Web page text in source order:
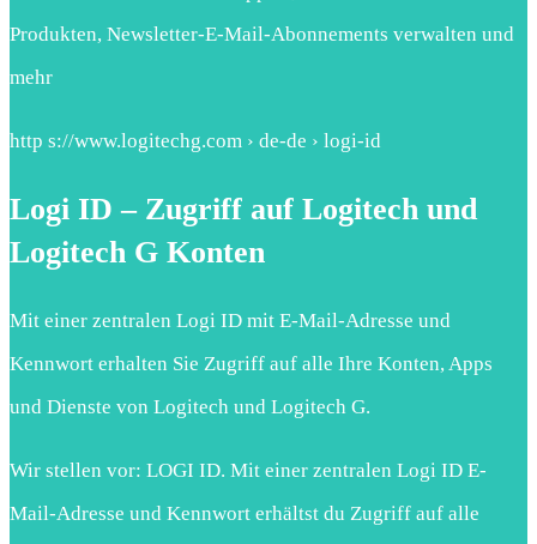
Produkten, Newsletter-E-Mail-Abonnements verwalten und
mehr
http s://www.logitechg.com › de-de › logi-id
Logi ID – Zugriff auf Logitech und
Logitech G Konten
Mit einer zentralen Logi ID mit E-Mail-Adresse und
Kennwort erhalten Sie Zugriff auf alle Ihre Konten, Apps
und Dienste von Logitech und Logitech G.
Wir stellen vor: LOGI ID. Mit einer zentralen Logi ID E-
Mail-Adresse und Kennwort erhältst du Zugriff auf alle